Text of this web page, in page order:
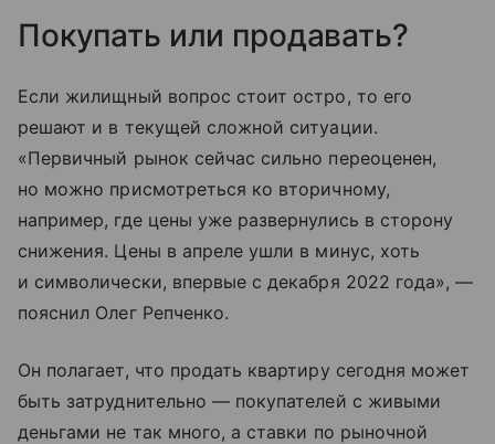
Покупать или продавать?
Если жилищный вопрос стоит остро, то его
решают и в текущей сложной ситуации.
«Первичный рынок сейчас сильно переоценен,
но можно присмотреться ко вторичному,
например, где цены уже развернулись в сторону
снижения. Цены в апреле ушли в минус, хоть
и символически, впервые с декабря 2022 года», —
пояснил Олег Репченко.
Он полагает, что продать квартиру сегодня может
быть затруднительно — покупателей с живыми
деньгами не так много, а ставки по рыночной